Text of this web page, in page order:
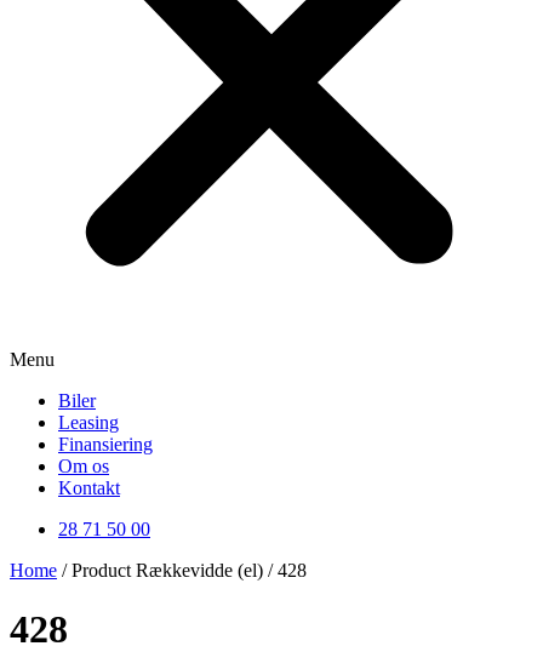
Menu
Biler
Leasing
Finansiering
Om os
Kontakt
28 71 50 00
Home / Product Rækkevidde (el) / 428
428